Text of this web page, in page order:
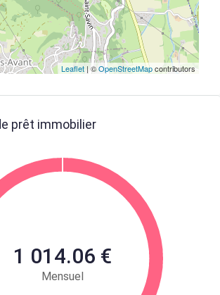
Leaflet | ©OpenStreetMapcontributors
prêt immobilier
1 014.06 €
Mensuel